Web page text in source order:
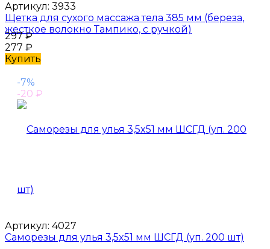
Артикул: 3933
Щетка для сухого массажа тела 385 мм (береза,
жесткое волокно Тампико, с ручкой)
297₽
277 ₽
Купить
-7%
-20 ₽
Артикул: 4027
Саморезы для улья 3,5x51 мм ШСГД (уп. 200 шт)